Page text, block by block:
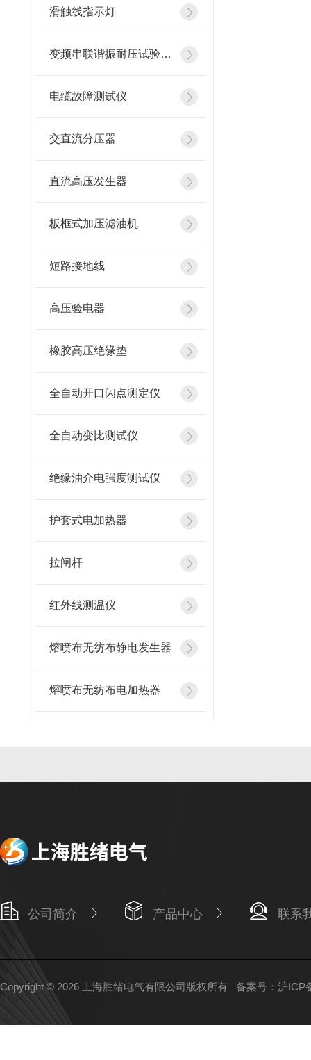
滑触线指示灯
变频串联谐振耐压试验装置
电缆故障测试仪
交直流分压器
直流高压发生器
板框式加压滤油机
短路接地线
高压验电器
橡胶高压绝缘垫
全自动开口闪点测定仪
全自动变比测试仪
绝缘油介电强度测试仪
护套式电加热器
拉闸杆
红外线测温仪
熔喷布无纺布静电发生器
熔喷布无纺布电加热器
公司简介 产品中心 联系
Copyright © 2026 上海胜绪电气有限公司版权所有 备案号：沪ICP